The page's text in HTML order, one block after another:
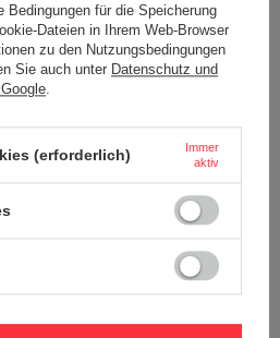
Bedingungen für die Speicherung
Dateien in Ihrem Web-Browser
zu den Nutzungsbedingungen
Sie auch unter Datenschutz und
(erforderlich)
Immer
aktiv